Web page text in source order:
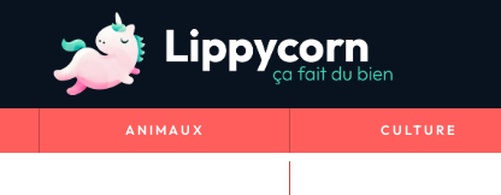
ANIMAUX CULTURE